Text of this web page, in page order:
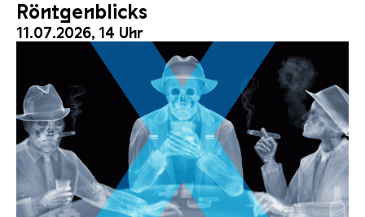
Röntgenblicks
11.07.2026, 14 Uhr